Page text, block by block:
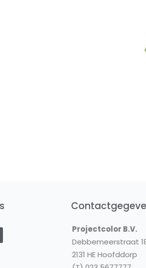
Projectcolor B.V.
Debbemeerstraat
2131 HE Hoofddorp